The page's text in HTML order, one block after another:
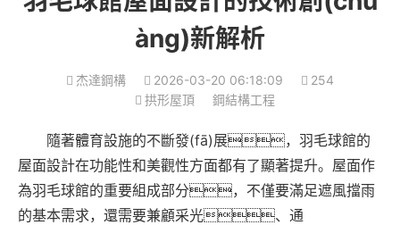
àng)新解析
杰達鋼構 2026-03-20 06:18:09
254
拱形屋頂
鋼結構工程
隨著體育設施的不斷發(fā)展，羽毛球館的
屋面設計在功能性和美觀性方面都有了顯著提升。屋面作
為羽毛球館的重要組成部分，不僅要滿足遮風擋雨
的基本需求，還需要兼顧采光、通